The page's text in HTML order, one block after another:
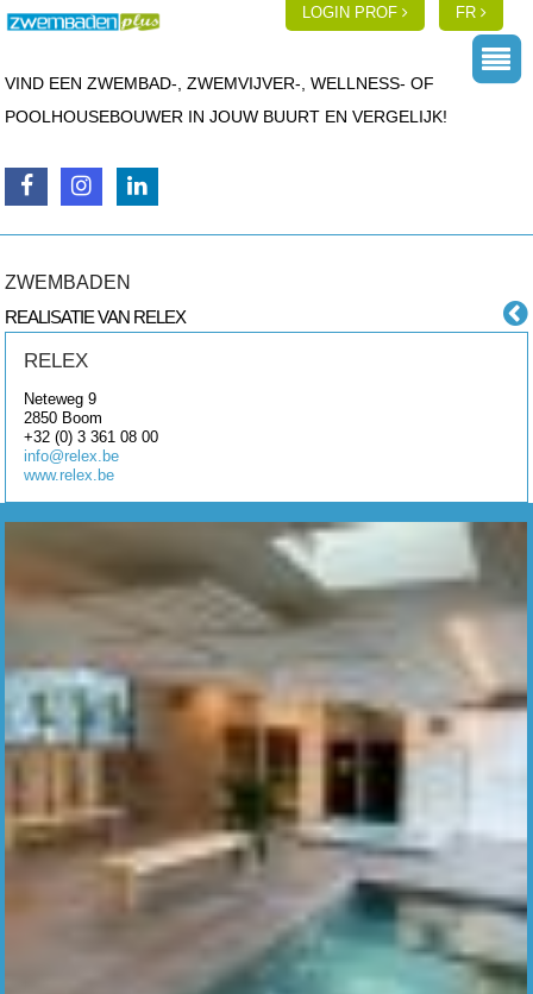
LOGIN PROF FR
VIND EEN ZWEMBAD-, ZWEMVIJVER-, WELLNESS- OF
POOLHOUSEBOUWER IN JOUW BUURT EN VERGELIJK!
ZWEMBADEN
REALISATIE VAN RELEX
RELEX
Neteweg 9
2850 Boom
+32 (0) 3 361 08 00
info@relex.be
www.relex.be